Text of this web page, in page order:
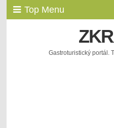
Top Menu
Gastroturistický portál.